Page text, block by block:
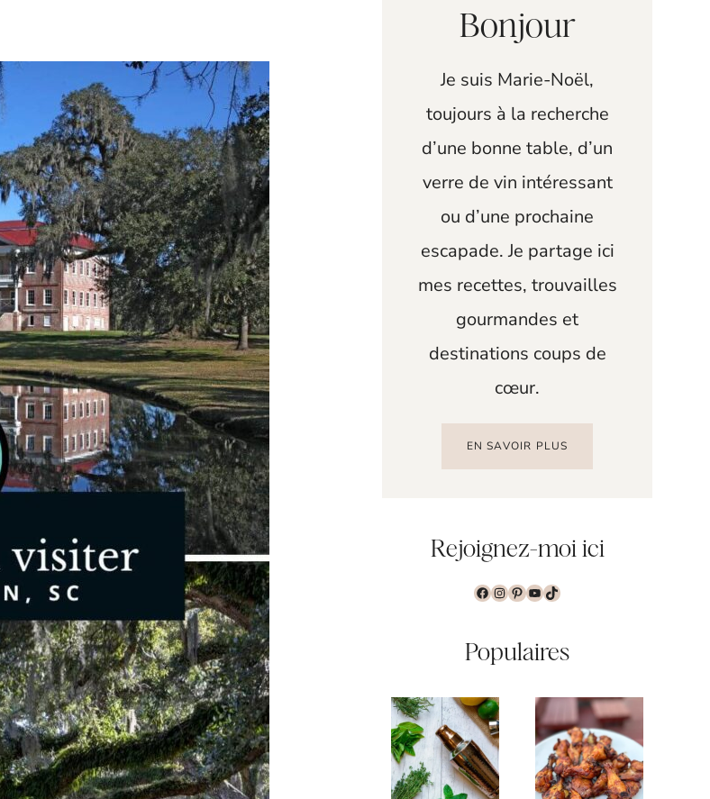
Bonjour
Je suis Marie-Noël,
toujours à la recherche
d’une bonne table, d’un
verre de vin intéressant
ou d’une prochaine
escapade. Je partage ici
mes recettes, trouvailles
gourmandes et
destinations coups de
cœur.
EN SAVOIR PLUS
Rejoignez-moi ici
Facebook InstagramPinterest YouTubeTikTok
Populaires